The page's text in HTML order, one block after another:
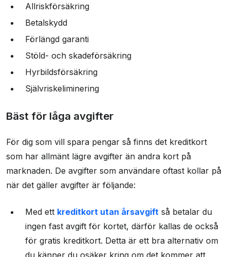
Allriskförsäkring
Betalskydd
Förlängd garanti
Stöld- och skadeförsäkring
Hyrbildsförsäkring
Självriskeliminering
Bäst för låga avgifter
För dig som vill spara pengar så finns det kreditkort
som har allmänt lägre avgifter än andra kort på
marknaden. De avgifter som användare oftast kollar på
när det gäller avgifter är följande:
Med ett kreditkort utan årsavgift så betalar du
ingen fast avgift för kortet, därför kallas de också
för gratis kreditkort. Detta är ett bra alternativ om
du känner du osäker kring om det kommer att